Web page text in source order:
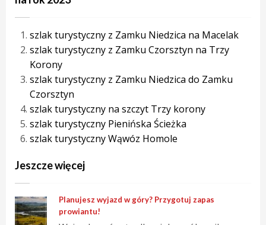
szlak turystyczny z Zamku Niedzica na Macelak
szlak turystyczny z Zamku Czorsztyn na Trzy
Korony
szlak turystyczny z Zamku Niedzica do Zamku
Czorsztyn
szlak turystyczny na szczyt Trzy korony
szlak turystyczny Pienińska Ścieżka
szlak turystyczny Wąwóz Homole
Jeszcze więcej
Planujesz wyjazd w góry? Przygotuj zapas
prowiantu!